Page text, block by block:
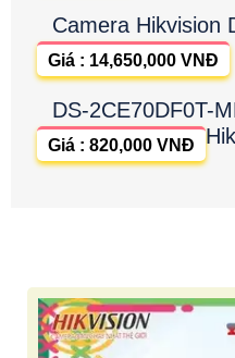
Camera Hikvision
Giá : 14,650,000 VNĐ
DS-2CE70DF0T-
Giá : 820,000 VNĐ